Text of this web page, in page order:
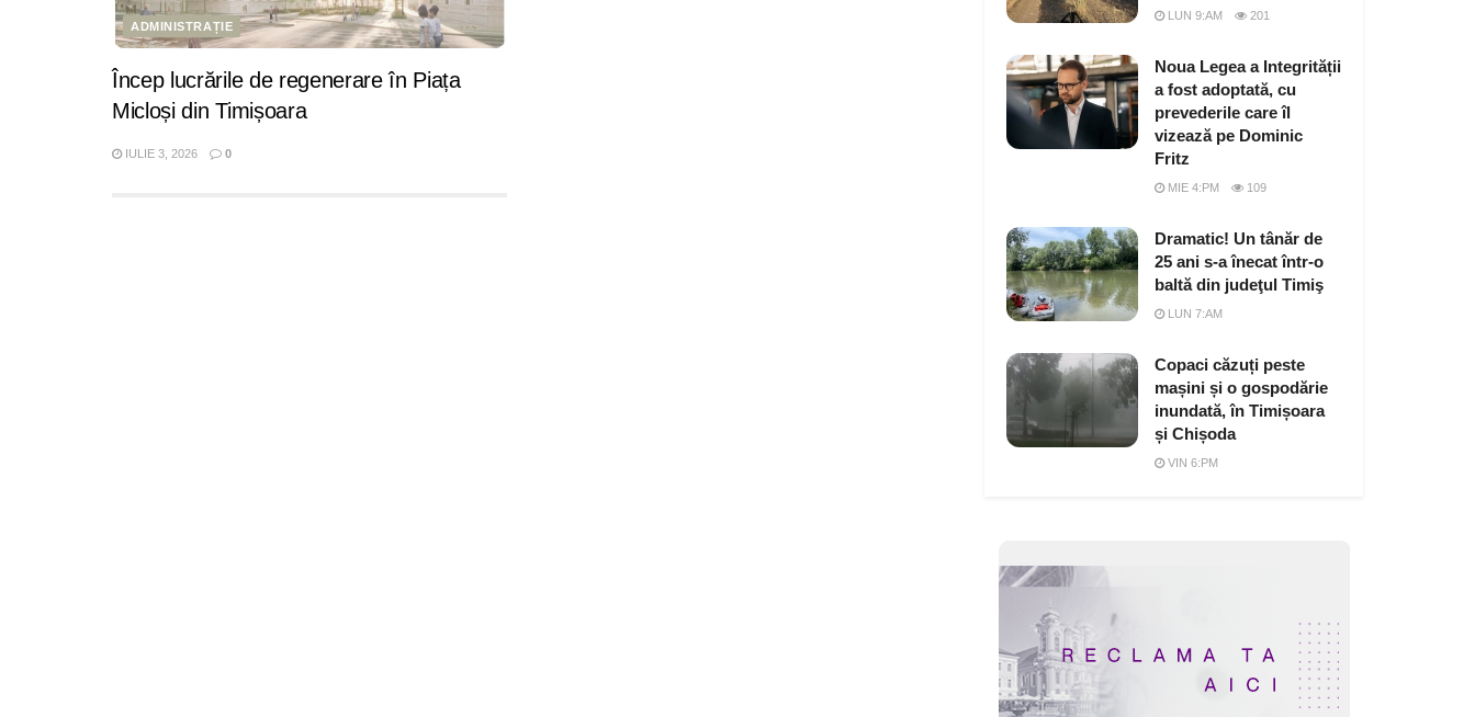
ADMINISTRAȚIE
Încep lucrările de regenerare în Piața
Micloși din Timișoara
IULIE 3, 2026 0
LUN 9:AM 201
Noua Legea a Integrității
a fost adoptată, cu
prevederile care îl
vizează pe Dominic
Fritz
MIE 4:PM 109
Dramatic! Un tânăr de
25 ani s-a înecat într-o
baltă din judeţul Timiş
LUN 7:AM
Copaci căzuți peste
mașini și o gospodărie
inundată, în Timișoara
și Chișoda
VIN 6:PM